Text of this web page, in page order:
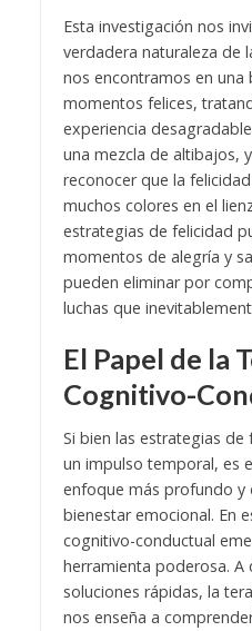
Esta investigación nos
verdadera naturaleza de
nos encontramos en
momentos felices,
experiencia
una mezcla de altibajos,
reconocer que la
muchos colores en el
estrategias de felicidad
momentos de alegría y
pueden eliminar por
luchas que
El Papel de la
Cognitivo-
Si bien las estrategias
un impulso temporal, es
enfoque más profundo y
bienestar emocional. En
cognitivo-conductual
herramienta poderosa. A
soluciones rápidas, la
nos enseña a